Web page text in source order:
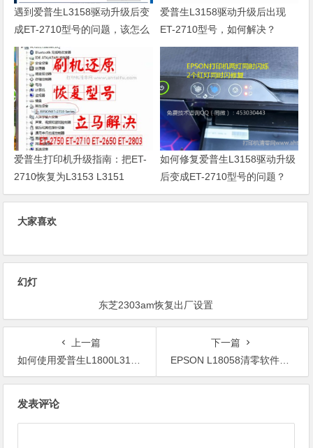
遇到爱普生L3158驱动升级后变
成ET-2710型号的问题，该怎么
修复？
爱普生L3158驱动升级后出现
ET-2710型号，如何解决？
爱普生打印机升级指南：把ET-
2710恢复为L3153 L3151
L3155
如何修复爱普生L3158驱动升级
后变成ET-2710型号的问题？
大家喜欢
幻灯
东芝2303am恢复出厂设置
上一篇
如何使用爱普生L1800L3106L3108L310清零软件解决打印机墨水垫和墨盒问题？
下一篇
EPSON L18058清零软件安装步骤
发表评论